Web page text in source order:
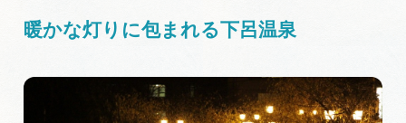
モデルコース
スポット・体験
暖かな灯りに包まれる下呂温泉